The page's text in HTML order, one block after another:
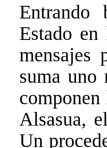
Entrando
Estado
mensajes
suma uno
Alsasua,
Un